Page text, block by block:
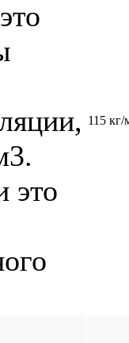
это
115 кг/